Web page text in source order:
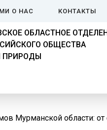
О НАС КОНТАКТЫ
ОБЛАСТНОЕ
ОБЩЕСТВА
ПРИРОДЫ
Мурманской области: от